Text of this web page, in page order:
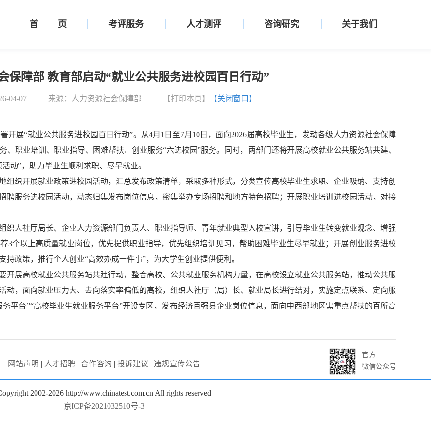
关于我们
咨询研究
人才测评
考评服务
首 页
保障部 教育部启动“就业公共服务进校园百日行动”
04-07 来源：人力资源社会保障部 【打印本页】 【关闭窗口】
开展“就业公共服务进校园百日行动”。 从4月1日 至7月10日 ， 面向2026届高校毕业生，发动各级人力资源社会保障
职业培训、职业指导、困难帮扶、创业服务“六进校园”服务。同时，两部门还将开展高校就业公共服务站共建、
动”，助力毕业生顺利求职、尽早就业。
组织开展就业政策进校园 活动， 汇总发布政策清单，采取多种形式，分类宣传高校毕业生求职、企业吸纳、支持创
聘服务进校园 活动， 动态归集发布岗位信息， 密集举办专场招聘和地方特色招聘； 开展职业培训进校园 活动， 对接
织人社厅局长、企业人力资源部门负责人、职业指导师、青年就业典型入校宣讲，引导毕业生转变就业观念、增强
3个以上高质量就业岗位，优先提供职业指导，优先组织培训见习，帮助困难毕业生尽早就业 ；开展创业服务进校
政策，推行个人创业“高效办成一件事”，为大学生创业提供便利 。
开展高校就业公共服务站共建行动，整合高校、公共就业服务机构力量，在高校设立就业公共服务站，推动公共服
动，面向就业压力大、去向落实率偏低的高校，组织人社厅（局）长、就业局长进行结对，实施定点联系、定向服
务平台”“高校毕业生就业服务平台”开设专区，发布经济百强县企业岗位信息，面向中西部地区需重点帮扶的百所高
网站声明 | 人才招聘 | 合作咨询 | 投诉建议 | 违规宣传公告
官方
微信公众号
2002-2026 http://www.chinatest.com.cn All rights reserved
京ICP备2021032510号-3